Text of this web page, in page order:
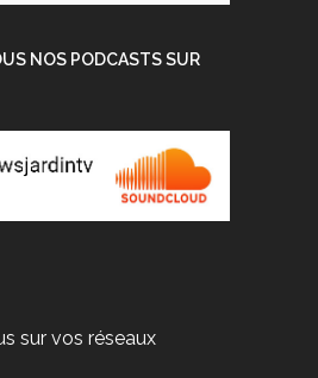
NOS PODCASTS SUR
sur vos réseaux